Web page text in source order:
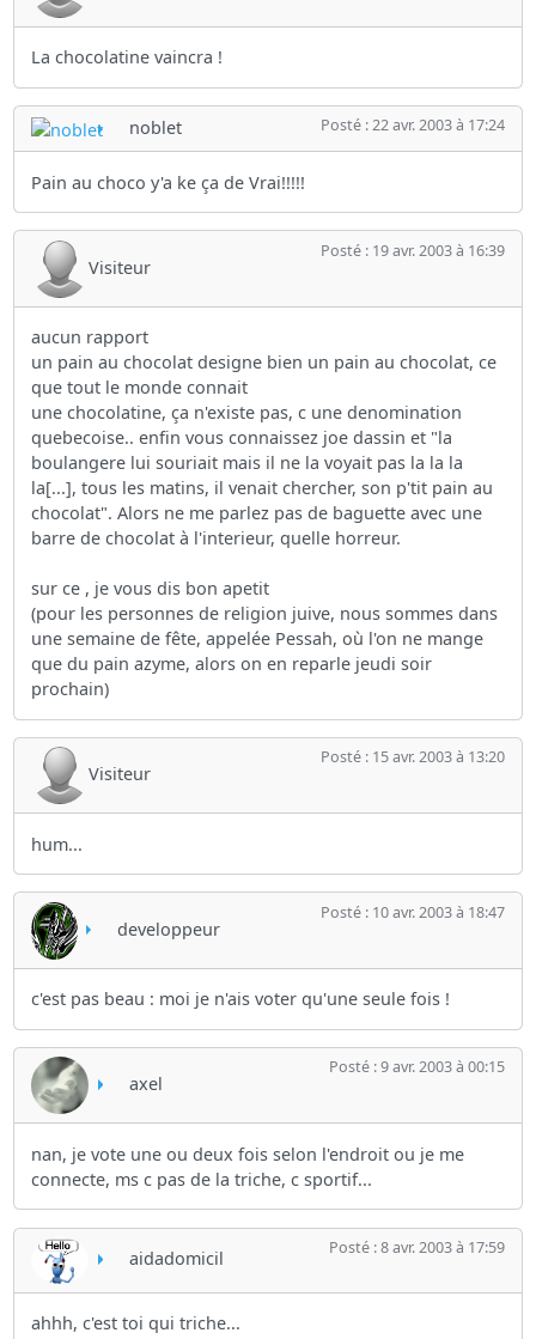
La chocolatine vaincra !
noblet Posté : 22 avr. 2003 à 17:24
Pain au choco y'a ke ça de Vrai!!!!!
Visiteur
Posté : 19 avr. 2003 à 16:39
aucun rapport
un pain au chocolat designe bien un pain au chocolat, ce
que tout le monde connait
une chocolatine, ça n'existe pas, c une denomination
quebecoise.. enfin vous connaissez joe dassin et "la
boulangere lui souriait mais il ne la voyait pas la la la
la[...], tous les matins, il venait chercher, son p'tit pain au
chocolat". Alors ne me parlez pas de baguette avec une
barre de chocolat à l'interieur, quelle horreur.
sur ce , je vous dis bon apetit
(pour les personnes de religion juive, nous sommes dans
une semaine de fête, appelée Pessah, où l'on ne mange
que du pain azyme, alors on en reparle jeudi soir
prochain)
Visiteur
Posté : 15 avr. 2003 à 13:20
hum...
developpeur
Posté : 10 avr. 2003 à 18:47
c'est pas beau : moi je n'ais voter qu'une seule fois !
axel
Posté : 9 avr. 2003 à 00:15
nan, je vote une ou deux fois selon l'endroit ou je me
connecte, ms c pas de la triche, c sportif...
aidadomicil Posté : 8 avr. 2003 à 17:59
ahhh, c'est toi qui triche...